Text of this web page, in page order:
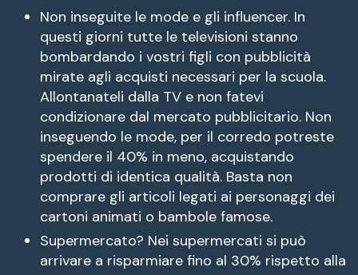
Non inseguite le mode e gli influencer. In
questi giorni tutte le televisioni stanno
bombardando i vostri figli con pubblicità
mirate agli acquisti necessari per la scuola.
Allontanateli dalla TV e non fatevi
condizionare dal mercato pubblicitario. Non
inseguendo le mode, per il corredo potreste
spendere il 40% in meno, acquistando
prodotti di identica qualità. Basta non
comprare gli articoli legati ai personaggi dei
cartoni animati o bambole famose.
Supermercato? Nei supermercati si può
arrivare a risparmiare fino al 30% rispetto alla